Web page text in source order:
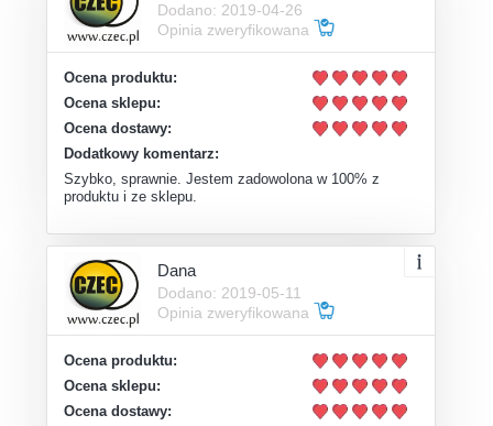
Dodano: 2019-04-26
Opinia zweryfikowana
Ocena produktu:
Ocena sklepu:
Ocena dostawy:
Dodatkowy komentarz:
Szybko, sprawnie. Jestem zadowolona w 100% z
produktu i ze sklepu.
Dana
Dodano: 2019-05-11
Opinia zweryfikowana
Ocena produktu:
Ocena sklepu:
Ocena dostawy: